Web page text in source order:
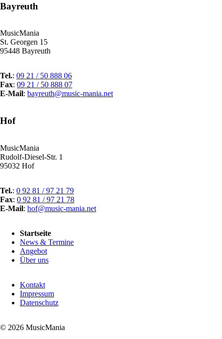
Bayreuth
MusicMania
St. Georgen 15
95448 Bayreuth
Tel.: 09 21 / 50 888 06
Fax: 09 21 / 50 888 07
E-Mail: bayreuth@music-mania.net
Hof
MusicMania
Rudolf-Diesel-Str. 1
95032 Hof
Tel.: 0 92 81 / 97 21 79
Fax: 0 92 81 / 97 21 78
E-Mail: hof@music-mania.net
überspringen
Startseite
News & Termine
Angebot
Über uns
überspringen
Kontakt
Impressum
Datenschutz
© 2026 MusicMania